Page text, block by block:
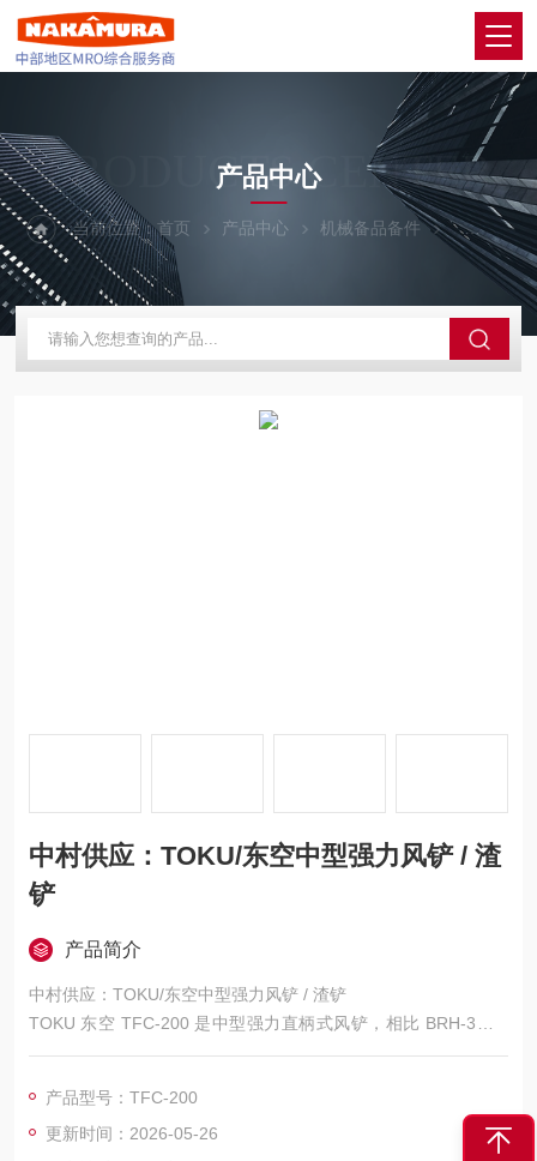
PRODUCTS CENTER
产品中心
当前位置：首页 产品中心 机械备品备件 TOKU/东空
中村供应：TOKU/东空中型强力风铲 / 渣
铲
产品简介
中村供应：TOKU/东空中型强力风铲 / 渣铲
TOKU 东空 TFC‑200 是中型强力直柄式风铲，相比 BRH‑3、M
H‑5111 冲击力更强、功率更大，主打重型清渣、铸件清理、混凝
产品型号：TFC-200
更新时间：2026-05-26